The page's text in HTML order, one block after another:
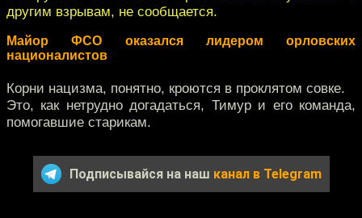
другим взрывам, не сообщается.
Майор ФСО оказался лидером орловских
националистов
Корни нацизма, понятно, кроются в проклятом совке.
Это, как нетрудно догадаться, Тимур и его команда,
помогавшие старикам.
Подписывайся на наш канал в Telegram